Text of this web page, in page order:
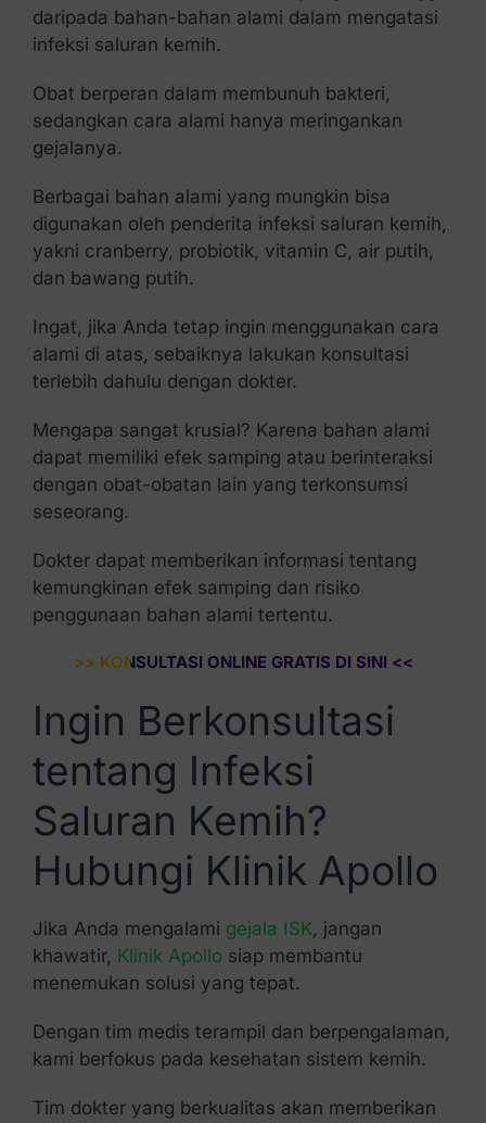
daripada bahan-bahan alami dalam mengatasi
infeksi saluran kemih.
Obat berperan dalam membunuh bakteri,
sedangkan cara alami hanya meringankan
gejalanya.
Berbagai bahan alami yang mungkin bisa
digunakan oleh penderita infeksi saluran kemih,
yakni cranberry, probiotik, vitamin C, air putih,
dan bawang putih.
Ingat, jika Anda tetap ingin menggunakan cara
alami di atas, sebaiknya lakukan konsultasi
terlebih dahulu dengan dokter.
Mengapa sangat krusial? Karena bahan alami
dapat memiliki efek samping atau berinteraksi
dengan obat-obatan lain yang terkonsumsi
seseorang.
Dokter dapat memberikan informasi tentang
kemungkinan efek samping dan risiko
penggunaan bahan alami tertentu.
>> KONSULTASI ONLINE GRATIS DI SINI <<
Ingin Berkonsultasi
tentang Infeksi
Saluran Kemih?
Hubungi Klinik Apollo
Jika Anda mengalami gejala ISK, jangan
khawatir, Klinik Apollo siap membantu
menemukan solusi yang tepat.
Dengan tim medis terampil dan berpengalaman,
kami berfokus pada kesehatan sistem kemih.
Tim dokter yang berkualitas akan memberikan